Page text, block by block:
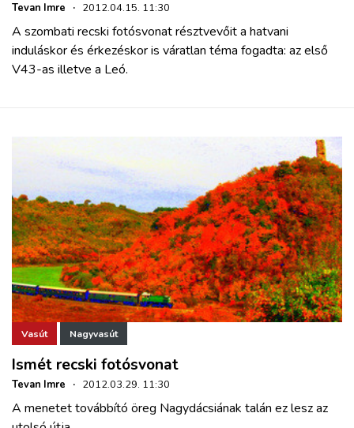
Tevan Imre · 2012.04.15. 11:30
A szombati recski fotósvonat résztvevőit a hatvani
induláskor és érkezéskor is váratlan téma fogadta: az első
V43-as illetve a Leó.
Vasút Nagyvasút
Ismét recski fotósvonat
Tevan Imre · 2012.03.29. 11:30
A menetet továbbító öreg Nagydácsiának talán ez lesz az